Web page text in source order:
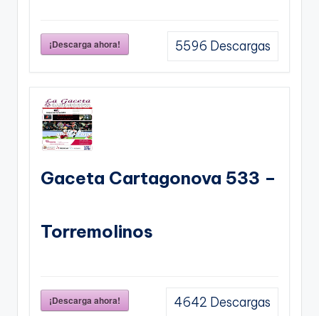
¡Descarga ahora! 5596 Descargas
Gaceta Cartagonova 533 –
Torremolinos
¡Descarga ahora! 4642 Descargas